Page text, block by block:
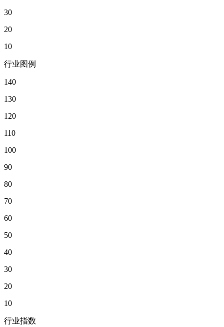
30
20
10
行业图例
140
130
120
110
100
90
80
70
60
50
40
30
20
10
行业指数